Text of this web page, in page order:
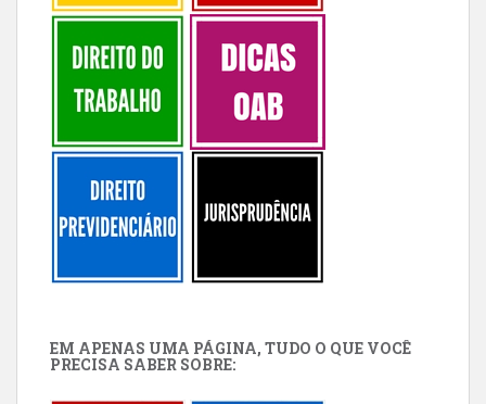
EM APENAS UMA PÁGINA, TUDO O QUE VOCÊ
PRECISA SABER SOBRE: